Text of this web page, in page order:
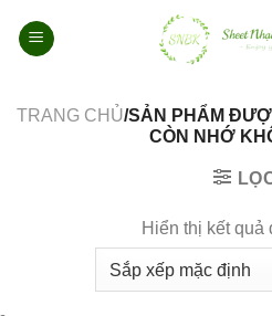
qua
TRANG CHỦ/SẢN PHẨM
CÒN NHỚ
Hiển thị kết quả